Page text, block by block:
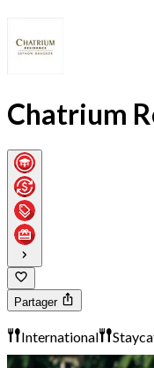
Chatrium
Partager
International